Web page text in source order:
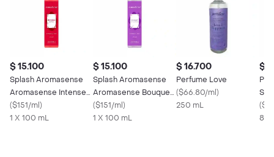
$ 15.100
Splash Aromasense
Aromasense Intense
Love (100 Ml)
($151/ml)
1 X 100 mL
$ 15.100
Splash Aromasense
Aromasense Bouquet
Of Flowers (100 Ml)
($151/ml)
1 X 100 mL
$ 16.700
Perfume Love
($66.80/ml)
250 mL
$
(
80